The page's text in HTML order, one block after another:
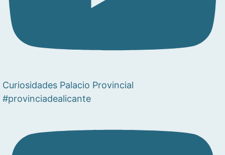
Curiosidades Palacio Provincial
#provinciadealicante